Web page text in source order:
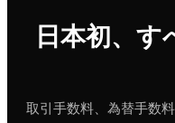
日本初、
取引手数料、為替手数